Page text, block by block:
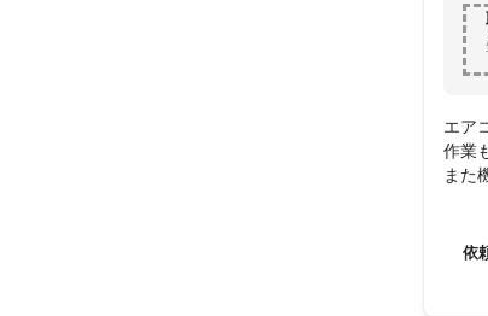
エア
作業
また
依